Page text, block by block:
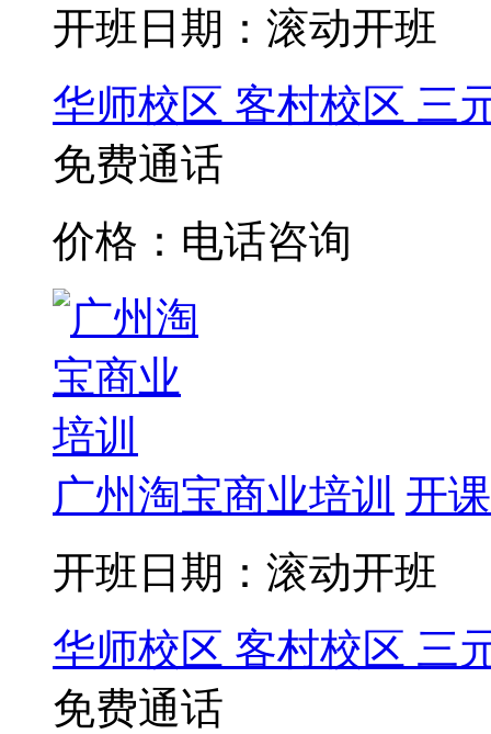
开班日期：滚动开班
华师校区 客村校区 三
免费通话
价格：电话咨询
广州淘宝商业培训 开
开班日期：滚动开班
华师校区 客村校区 三
免费通话